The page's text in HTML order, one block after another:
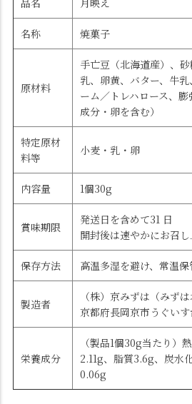
品名 月映え
名称 焼菓子
原材料
手亡豆（北海道産）、
乳、卵黄、バター、牛
ーム／トレハロース、
成分・卵を含む）
特定原材
料等
小麦・乳・卵
内容量 1個30g
賞味期限
発送日を含めて31 日
開封後は速やかにお召
保存方法 高温多湿を避け、常温保
製造者
（株）京みずは（みずは
京都府長岡京市うぐいす
栄養成分
（製品1個30g当たり）
2.11g、脂質3.6g、炭水
0.06g